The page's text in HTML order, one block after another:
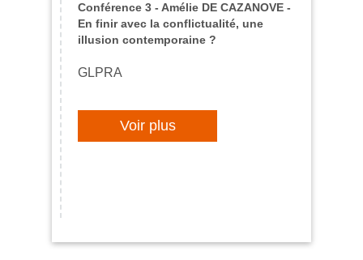
Conférence 3 - Amélie DE CAZANOVE -
En finir avec la conflictualité, une
illusion contemporaine ?
GLPRA
Voir plus